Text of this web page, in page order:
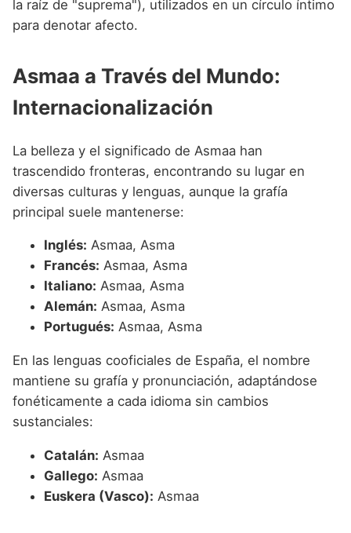
la raíz de "suprema"), utilizados en un círculo íntimo
para denotar afecto.
Asmaa a Través del Mundo:
Internacionalización
La belleza y el significado de Asmaa han
trascendido fronteras, encontrando su lugar en
diversas culturas y lenguas, aunque la grafía
principal suele mantenerse:
Inglés: Asmaa, Asma
Francés: Asmaa, Asma
Italiano: Asmaa, Asma
Alemán: Asmaa, Asma
Portugués: Asmaa, Asma
En las lenguas cooficiales de España, el nombre
mantiene su grafía y pronunciación, adaptándose
fonéticamente a cada idioma sin cambios
sustanciales:
Catalán: Asmaa
Gallego: Asmaa
Euskera (Vasco): Asmaa